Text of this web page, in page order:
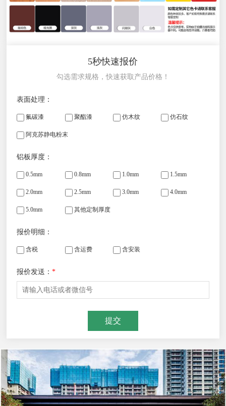
5秒快速报价
勾选需求规格，快速获取产品价格！
表面处理：
氟碳漆 聚酯漆 仿木纹 仿石纹
阿克苏静电粉末
铝板厚度：
0.5mm 0.8mm 1.0mm 1.5mm
2.0mm 2.5mm 3.0mm 4.0mm
5.0mm 其他定制厚度
报价明细：
含税 含运费 含安装
报价发送：*